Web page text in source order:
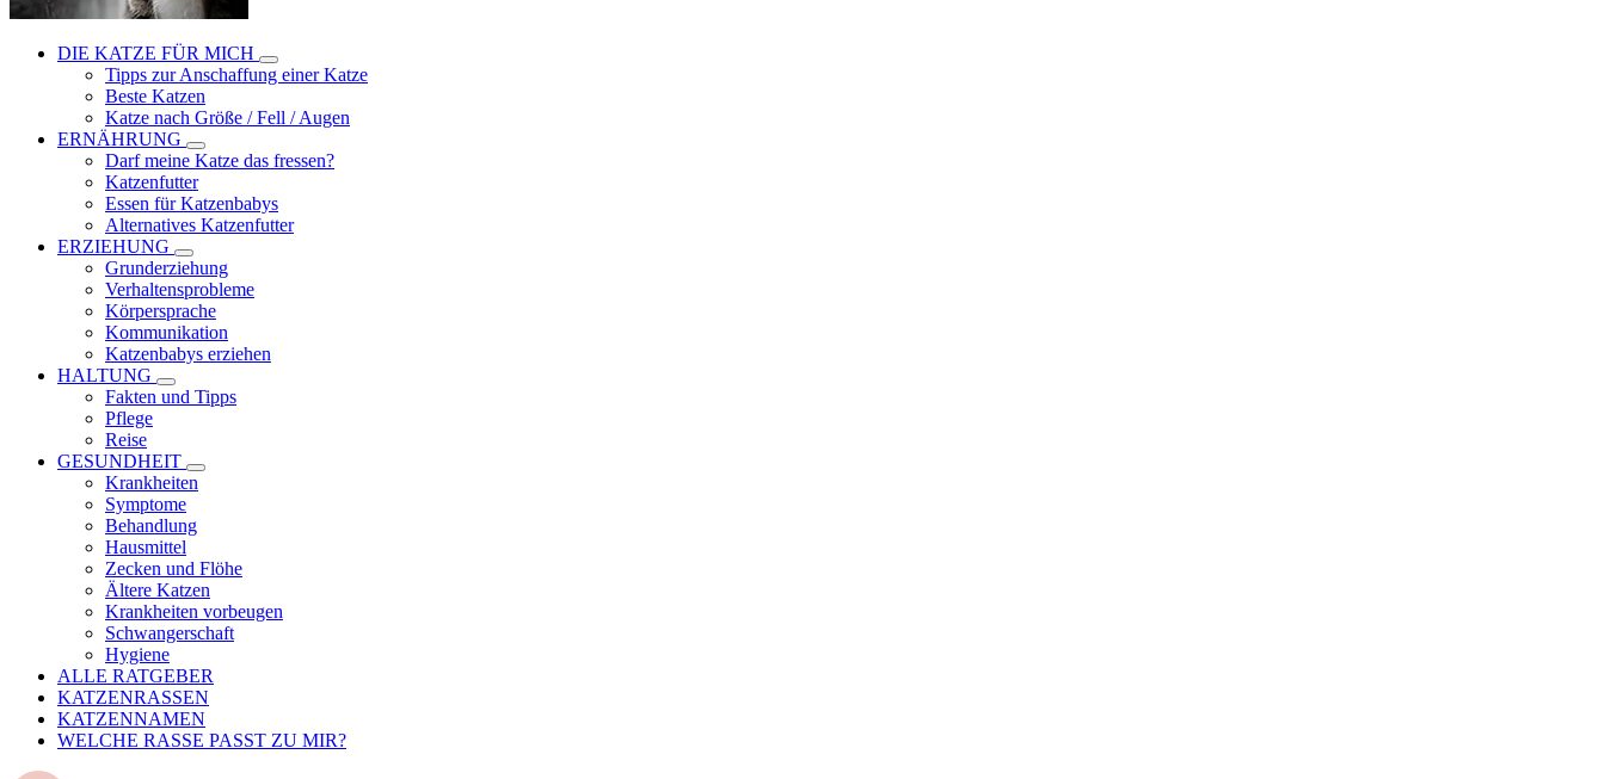
DIE KATZE FÜR MICH
Tipps zur Anschaffung einer Katze
Beste Katzen
Katze nach Größe / Fell / Augen
ERNÄHRUNG
Darf meine Katze das fressen?
Katzenfutter
Essen für Katzenbabys
Alternatives Katzenfutter
ERZIEHUNG
Grunderziehung
Verhaltensprobleme
Körpersprache
Kommunikation
Katzenbabys erziehen
HALTUNG
Fakten und Tipps
Pflege
Reise
GESUNDHEIT
Krankheiten
Symptome
Behandlung
Hausmittel
Zecken und Flöhe
Ältere Katzen
Krankheiten vorbeugen
Schwangerschaft
Hygiene
ALLE RATGEBER
KATZENRASSEN
KATZENNAMEN
WELCHE RASSE PASST ZU MIR?